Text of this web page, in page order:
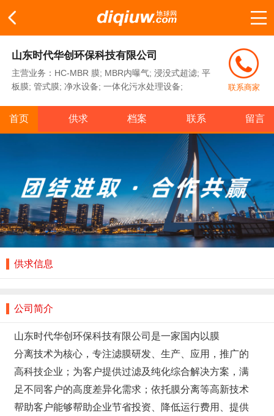
山东时代华创环保科技有限公司
主营业务：HC-MBR 膜; MBR内曝气; 浸没式超滤; 平
板膜; 管式膜; 净水设备; 一体化污水处理设备;
联系商家
首页 供求 档案 联系 留言
供求信息
公司简介
山东时代华创环保科技有限公司是一家国内以膜
分离技术为核心，专注滤膜研发、生产、应用，推广的
高科技企业；为客户提供过滤及纯化综合解决方案，满
足不同客户的高度差异化需求；依托膜分离等高新技术
帮助客户能够帮助企业节省投资、降低运行费用、提供